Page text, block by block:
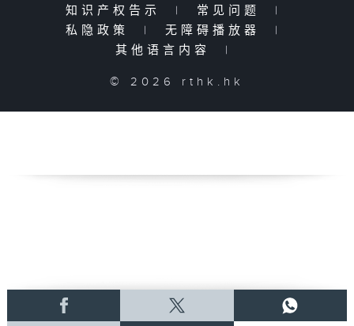
知识产权告示
| 常见问题
|
私隐政策
| 无障碍播放器
|
其他语言内容
|
© 2026 rthk.hk